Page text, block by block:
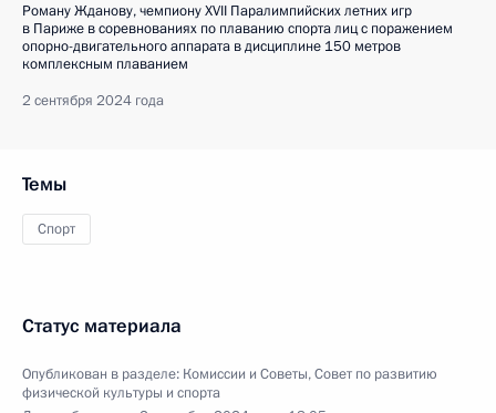
Роману Жданову, чемпиону XVII Паралимпийских летних игр
в Париже в соревнованиях по плаванию спорта лиц с поражением
опорно-двигательного аппарата в дисциплине 150 метров
комплексным плаванием
2 сентября 2024 года
Темы
Спорт
Статус материала
Опубликован в разделе: Комиссии и Советы,Совет по развитию
физической культуры и спорта